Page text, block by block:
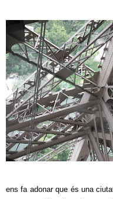
ens fa adonar que és una